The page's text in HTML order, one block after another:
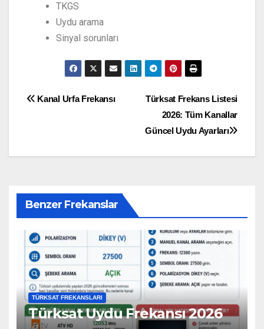
TKGS
Uydu arama
Sinyal sorunları
Türksat Frekans Listesi
2026: Tüm Kanallar
Güncel Uydu Ayarları
Kanal Urfa Frekansı
Benzer Frekanslar
TÜRKSAT FREKANSLARI
Türksat Uydu Frekansı 2026